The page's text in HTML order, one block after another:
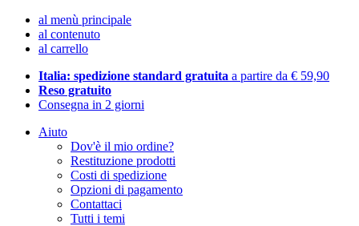
al menù principale
al contenuto
al carrello
Italia: spedizione standard gratuita a partire da € 59,90
Reso gratuito
Consegna in 2 giorni
Aiuto
Dov'è il mio ordine?
Restituzione prodotti
Costi di spedizione
Opzioni di pagamento
Contattaci
Tutti i temi